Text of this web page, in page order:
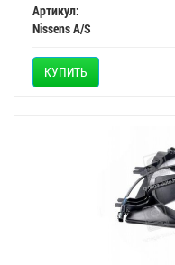
Артикул:
Nissens A/S
КУПИТЬ